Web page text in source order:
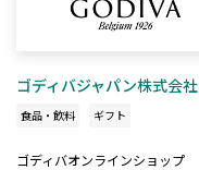
ゴディバジャパン株式会社
食品・飲料 ギフト
ゴディバオンラインショップ